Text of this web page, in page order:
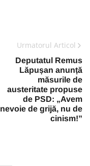
Urmatorul Articol
Deputatul Remus
Lăpușan anunță
măsurile de
austeritate propuse
de PSD: „Avem
nevoie de grijă, nu de
cinism!”